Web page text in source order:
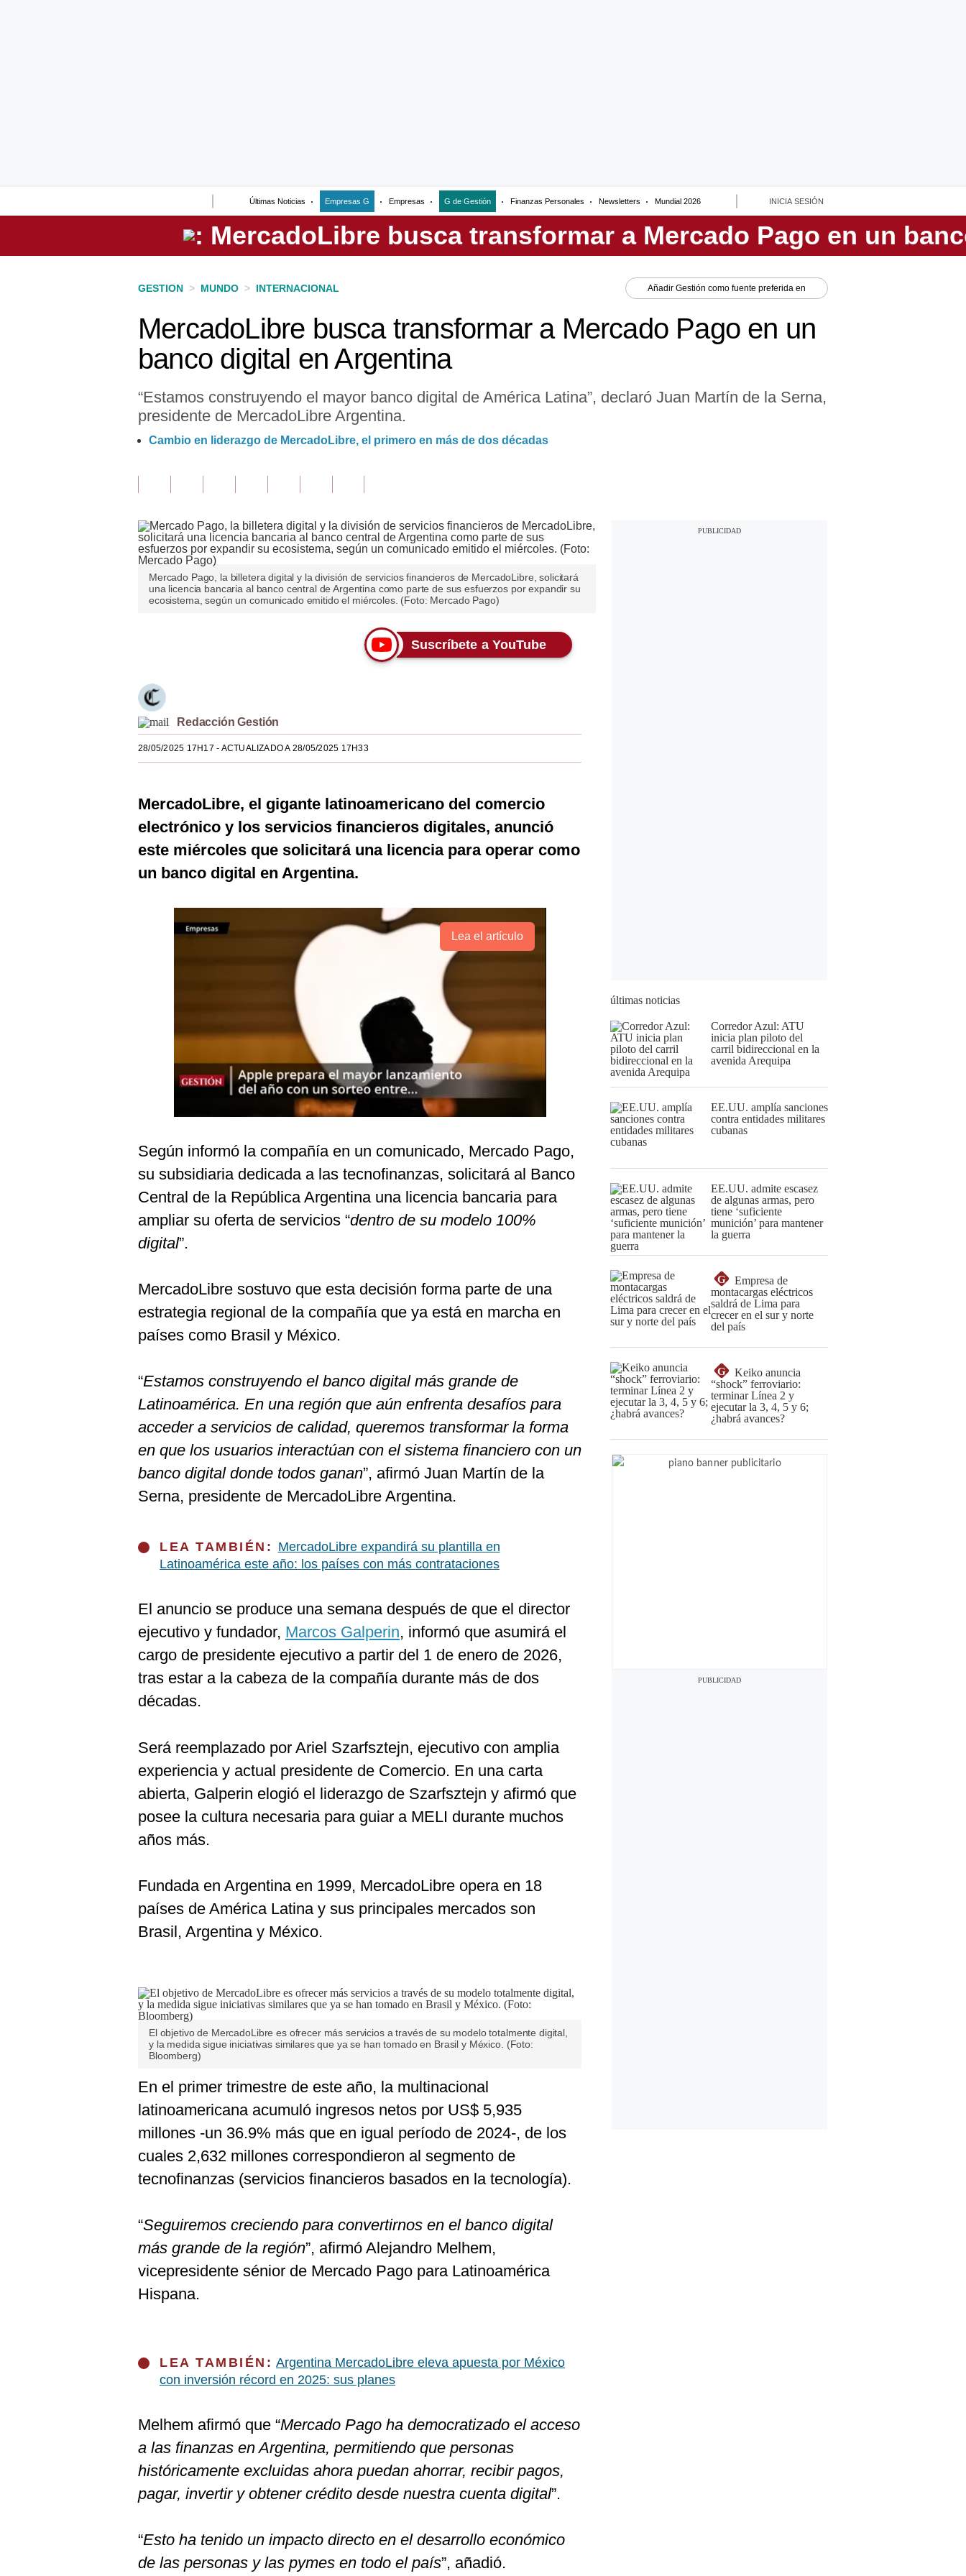
Últimas Noticias Empresas G Empresas G de Gestión Finanzas Personales Newsletters Mundial 2026 INICIA SESIÓN
Perú
GESTION > MUNDO > INTERNACIONAL Añadir Gestión como fuente preferida en
MercadoLibre busca transformar a Mercado Pago en un
banco digital en Argentina
“Estamos construyendo el mayor banco digital de América Latina”, declaró Juan Martín de la Serna,
presidente de MercadoLibre Argentina.
Cambio en liderazgo de MercadoLibre, el primero en más de dos décadas
Mercado Pago, la billetera digital y la división de servicios financieros de MercadoLibre, solicitará
una licencia bancaria al banco central de Argentina como parte de sus esfuerzos por expandir su
ecosistema, según un comunicado emitido el miércoles. (Foto: Mercado Pago)
Suscríbete a YouTube
Redacción Gestión
28/05/2025 17H17 - ACTUALIZADO A 28/05/2025 17H33
MercadoLibre, el gigante latinoamericano del comercio
electrónico y los servicios financieros digitales, anunció
este miércoles que solicitará una licencia para operar como
un banco digital en Argentina.
Lea el artículo
Según informó la compañía en un comunicado, Mercado Pago,
su subsidiaria dedicada a las tecnofinanzas, solicitará al Banco
Central de la República Argentina una licencia bancaria para
ampliar su oferta de servicios “dentro de su modelo 100%
digital”.
MercadoLibre sostuvo que esta decisión forma parte de una
estrategia regional de la compañía que ya está en marcha en
países como Brasil y México.
“Estamos construyendo el banco digital más grande de
Latinoamérica. En una región que aún enfrenta desafíos para
acceder a servicios de calidad, queremos transformar la forma
en que los usuarios interactúan con el sistema financiero con un
banco digital donde todos ganan”, afirmó Juan Martín de la
Serna, presidente de MercadoLibre Argentina.
LEA TAMBIÉN: MercadoLibre expandirá su plantilla en
Latinoamérica este año: los países con más contrataciones
El anuncio se produce una semana después de que el director
ejecutivo y fundador, Marcos Galperin, informó que asumirá el
cargo de presidente ejecutivo a partir del 1 de enero de 2026,
tras estar a la cabeza de la compañía durante más de dos
décadas.
Será reemplazado por Ariel Szarfsztejn, ejecutivo con amplia
experiencia y actual presidente de Comercio. En una carta
abierta, Galperin elogió el liderazgo de Szarfsztejn y afirmó que
posee la cultura necesaria para guiar a MELI durante muchos
años más.
Fundada en Argentina en 1999, MercadoLibre opera en 18
países de América Latina y sus principales mercados son
Brasil, Argentina y México.
El objetivo de MercadoLibre es ofrecer más servicios a través de su modelo totalmente digital,
y la medida sigue iniciativas similares que ya se han tomado en Brasil y México. (Foto:
Bloomberg)
En el primer trimestre de este año, la multinacional
latinoamericana acumuló ingresos netos por US$ 5,935
millones -un 36.9% más que en igual período de 2024-, de los
cuales 2,632 millones correspondieron al segmento de
tecnofinanzas (servicios financieros basados en la tecnología).
“Seguiremos creciendo para convertirnos en el banco digital
más grande de la región”, afirmó Alejandro Melhem,
vicepresidente sénior de Mercado Pago para Latinoamérica
Hispana.
LEA TAMBIÉN: Argentina MercadoLibre eleva apuesta por México
con inversión récord en 2025: sus planes
Melhem afirmó que “Mercado Pago ha democratizado el acceso
a las finanzas en Argentina, permitiendo que personas
históricamente excluidas ahora puedan ahorrar, recibir pagos,
pagar, invertir y obtener crédito desde nuestra cuenta digital”.
“Esto ha tenido un impacto directo en el desarrollo económico
de las personas y las pymes en todo el país”, añadió.
últimas noticias
Corredor Azul: ATU
inicia plan piloto del
carril bidireccional en la
avenida Arequipa
EE.UU. amplía sanciones
contra entidades militares
cubanas
EE.UU. admite escasez
de algunas armas, pero
tiene ‘suficiente
munición’ para mantener
la guerra
G
Empresa de
montacargas eléctricos
saldrá de Lima para
crecer en el sur y norte
del país
G
Keiko anuncia
“shock” ferroviario:
terminar Línea 2 y
ejecutar la 3, 4, 5 y 6;
¿habrá avances?